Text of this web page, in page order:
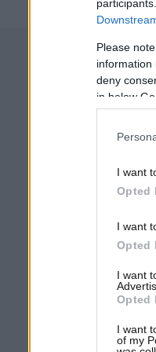
Please
information
deny
in below
I want
Opted
I want
Opted
I want
Opted
I want
of my